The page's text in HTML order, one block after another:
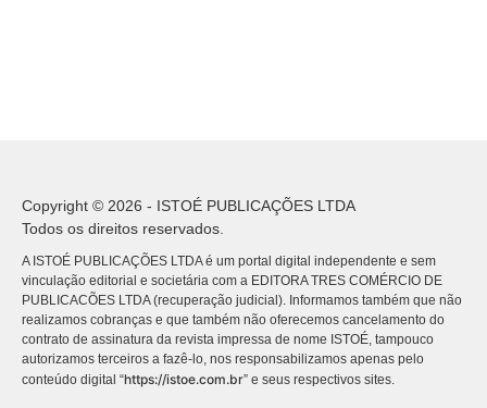
Copyright © 2026 - ISTOÉ PUBLICAÇÕES LTDA
Todos os direitos reservados.
A ISTOÉ PUBLICAÇÕES LTDA é um portal digital independente e sem
vinculação editorial e societária com a EDITORA TRES COMÉRCIO DE
PUBLICACÕES LTDA (recuperação judicial). Informamos também que não
realizamos cobranças e que também não oferecemos cancelamento do
contrato de assinatura da revista impressa de nome ISTOÉ, tampouco
autorizamos terceiros a fazê-lo, nos responsabilizamos apenas pelo
conteúdo digital “https://istoe.com.br” e seus respectivos sites.